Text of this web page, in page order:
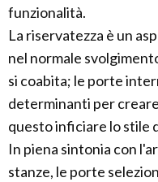
funzionalità.
La riservatezza è un
nel normale
si coabita; le porte
determinanti per
questo inficiare lo stile
In piena sintonia con
stanze, le porte